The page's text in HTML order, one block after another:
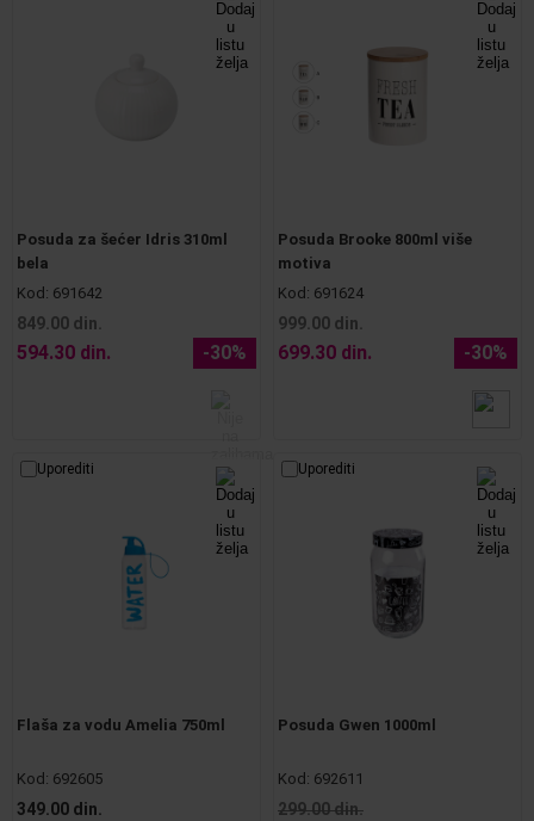
Posuda za šećer Idris 310ml
bela
Kod: 691642
849.00 din.
594.30 din. -30%
Posuda Brooke 800ml više
motiva
Kod: 691624
999.00 din.
699.30 din. -30%
Uporediti
Flaša za vodu Amelia 750ml
Kod: 692605
349.00 din.
Uporediti
Posuda Gwen 1000ml
Kod: 692611
299.00 din.